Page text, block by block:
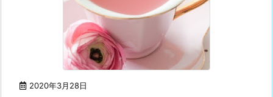
2020年3月28日